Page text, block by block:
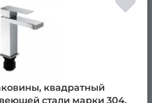
квадратный
стали марки 304,